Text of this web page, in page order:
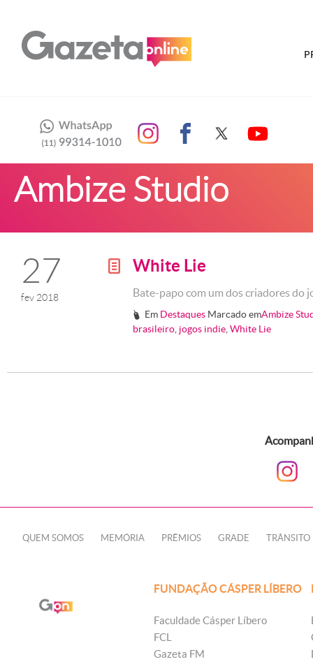
Ambize Studio
27
fev 2018
g White Lie
Bate-papo com um dos criadores do
# Em Destaques Marcado emAmbize
brasileiro jogos indie White Lie
QUEM SOMOS MEMÓRIA PRÊMIOS GRADE TRÂNSITO
FUNDAÇÃO CÁSPER LÍBERO
Faculdade Cásper Líbero
FCL
Gazeta FM